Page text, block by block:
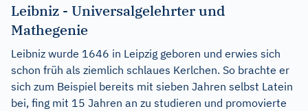
Leibniz - Universalgelehrter und
Mathegenie
Leibniz wurde 1646 in Leipzig geboren und erwies sich
schon früh als ziemlich schlaues Kerlchen. So brachte er
sich zum Beispiel bereits mit sieben Jahren selbst Latein
bei, fing mit 15 Jahren an zu studieren und promovierte